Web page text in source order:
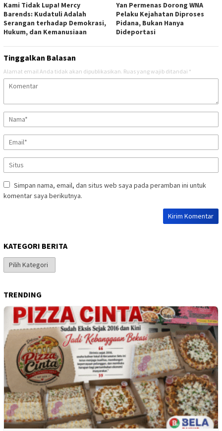
Kami Tidak Lupa! Mercy
Barends: Kudatuli Adalah
Serangan terhadap Demokrasi,
Hukum, dan Kemanusiaan
Yan Permenas Dorong WNA
Pelaku Kejahatan Diproses
Pidana, Bukan Hanya
Dideportasi
Tinggalkan Balasan
Alamat email Anda tidak akan dipublikasikan. Ruas yang wajib ditandai *
Simpan nama, email, dan situs web saya pada peramban ini untuk
komentar saya berikutnya.
KATEGORI BERITA
Kategori
Berita
TRENDING